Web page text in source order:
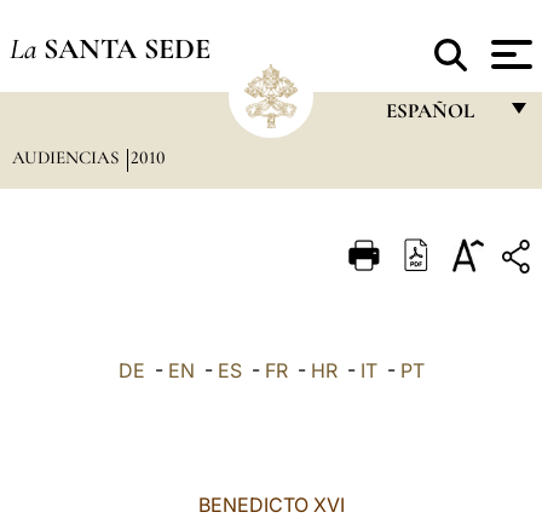
La SANTA SEDE
ESPAÑOL
ITALIANO
AUDIENCIAS 2010
DE - EN - ES- FR- HR- IT- PT
BENEDICTO XVI